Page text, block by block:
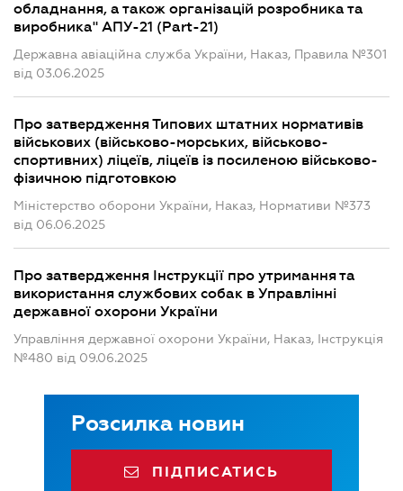
обладнання, а також організацій розробника та
виробника" АПУ-21 (Part-21)
Державна авіаційна служба України, Наказ, Правила №301
від 03.06.2025
Про затвердження Типових штатних нормативів
військових (військово-морських, військово-
спортивних) ліцеїв, ліцеїв із посиленою військово-
фізичною підготовкою
Міністерство оборони України, Наказ, Нормативи №373
від 06.06.2025
Про затвердження Інструкції про утримання та
використання службових собак в Управлінні
державної охорони України
Управління державної охорони України, Наказ, Інструкція
№480 від 09.06.2025
Розсилка новин
ПІДПИСАТИСЬ